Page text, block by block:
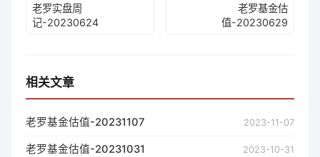
老罗实盘周
记-20230624
老罗基金估
值-20230629
相关文章
老罗基金估值-20231107 2023-11-07
老罗基金估值-20231031 2023-10-31